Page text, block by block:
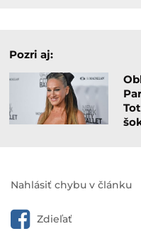
Pozri aj:
Nahlásiť chybu v článku
Zdieľať